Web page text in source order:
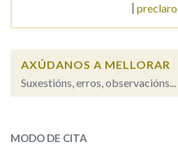
preclaro
AXÚDANOS A MELLORAR
Suxestións, erros, observacións...
ESCOLLE UNHA OPCIÓN:
MODO DE CITA